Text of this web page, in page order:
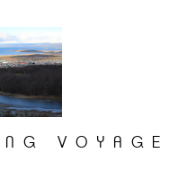
VOYAGE